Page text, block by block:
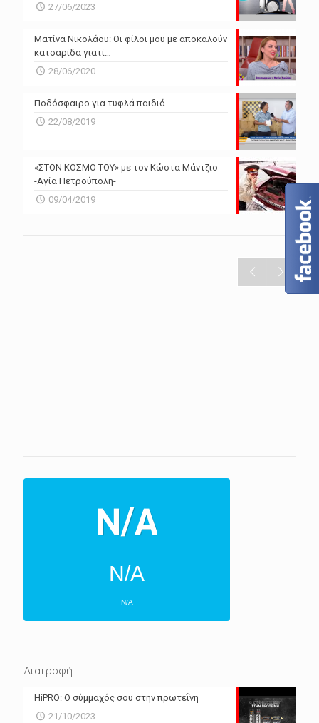
27/06/2023
Ματίνα Νικολάου: Οι φίλοι μου με αποκαλούν
κατσαρίδα γιατί…
28/06/2020
Ποδόσφαιρο για τυφλά παιδιά
22/08/2019
«ΣΤΟΝ ΚΟΣΜΟ ΤΟΥ» με τον Κώστα Μάντζιο
-Αγία Πετρούπολη-
09/04/2019
N/A
N/A
N/A
Διατροφή
HiPRO: Ο σύμμαχός σου στην πρωτεΐνη
21/10/2023